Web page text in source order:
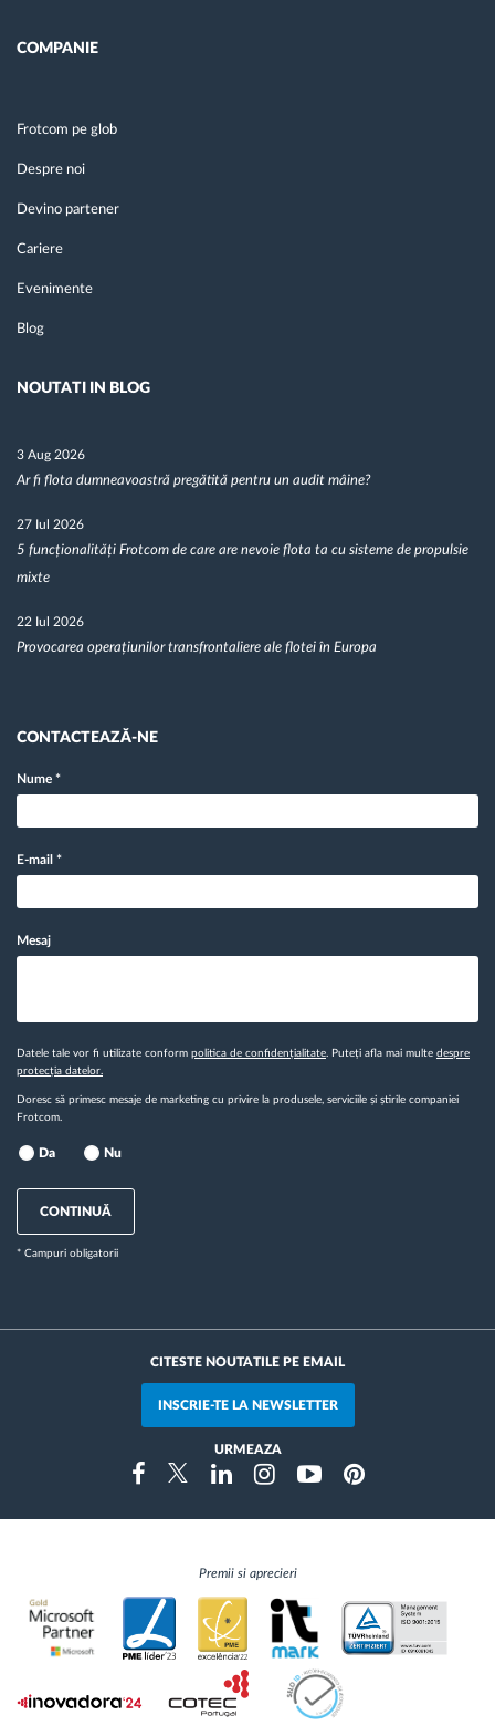
COMPANIE
Frotcom pe glob
Despre noi
Devino partener
Cariere
Evenimente
Blog
NOUTATI IN BLOG
3 Aug 2026
Ar fi flota dumneavoastră pregătită pentru un audit mâine?
27 Iul 2026
5 funcționalități Frotcom de care are nevoie flota ta cu sisteme de propulsie
mixte
22 Iul 2026
Provocarea operațiunilor transfrontaliere ale flotei în Europa
CONTACTEAZĂ-NE
Nume *
E-mail *
Mesaj
Datele tale vor fi utilizate conform politica de confidențialitate. Puteți afla mai multe despre
protecția datelor.
Doresc să primesc mesaje de marketing cu privire la produsele, serviciile și știrile companiei
Frotcom.
Da Nu
CONTINUĂ
* Campuri obligatorii
CITESTE NOUTATILE PE EMAIL
INSCRIE-TE LA NEWSLETTER
URMEAZA
FacebookTwitterLinkedinInstragramYoutubePinterest
Premii si aprecieri